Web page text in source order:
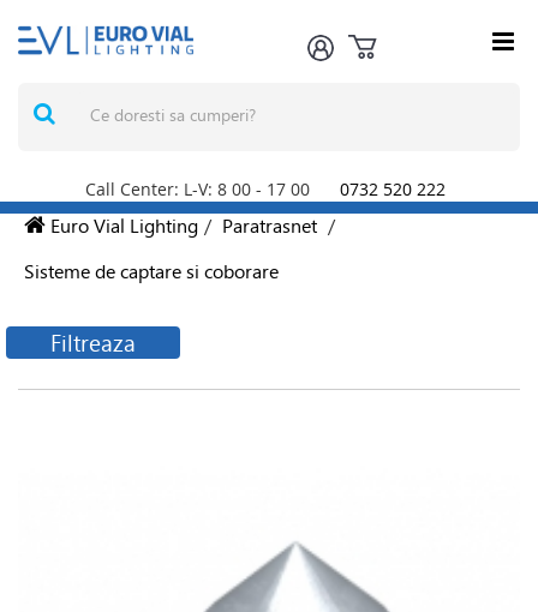
Call Center: L-V: 8 00 - 17 00 0732 520 222
Euro Vial Lighting / Paratrasnet /
Sisteme de captare si coborare
Filtreaza